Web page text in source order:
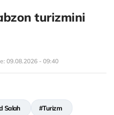
turizmini
09.08.2026 - 09:40
Salah #Turizm